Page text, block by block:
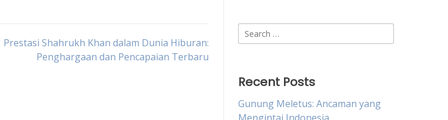
Prestasi Shahrukh Khan dalam Dunia Hiburan:
Penghargaan dan Pencapaian Terbaru
Search
for:
Recent Posts
Gunung Meletus: Ancaman yang